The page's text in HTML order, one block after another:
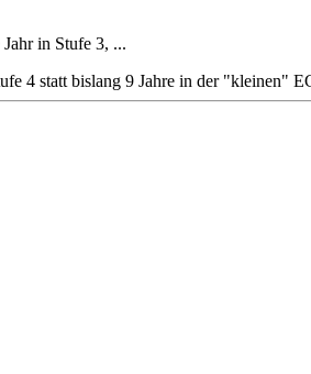
in Stufe 3, ...
4 statt bislang 9 Jahre in der "kleinen"